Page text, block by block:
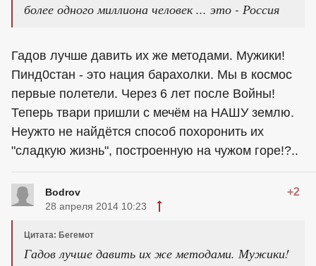
более одного миллиона человек ... это - Россия
Гадов лучше давить их же методами. Мужики!
Пинд0стан - это нация барахолки. Мы в космос
первые полетели. Через 6 лет после Войны!
Теперь твари пришли с мечём на НАШУ землю.
Неужто не найдётся способ похоронить их
"сладкую жизнь", построенную на чужом горе!?..
Bodrov +2
28 апреля 2014 10:23
Цитата: Бегемот
Гадов лучше давить их же методами. Мужики!